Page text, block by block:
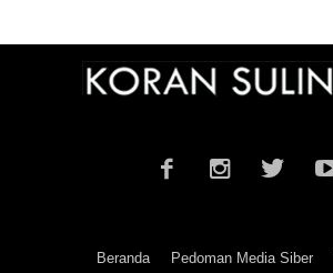
Beranda Pedoman Media Siber